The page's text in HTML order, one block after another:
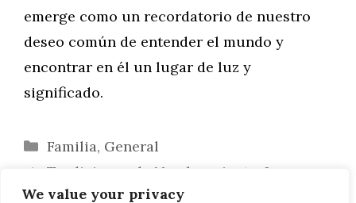
We value your privacy
emerge como un recordatorio de nuestro
deseo común de entender el mundo y
encontrar en él un lugar de luz y
significado.
Categorías
Familia, General
Tradiciones de Nombramiento: La
Elección de Akira